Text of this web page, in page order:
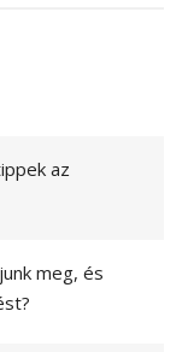
az
meg, és